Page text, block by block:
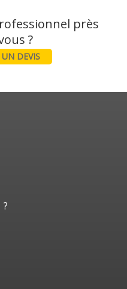
près
DEVIS